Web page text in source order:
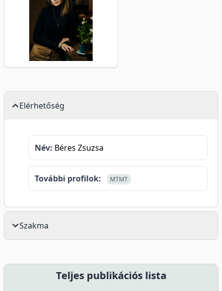
Elérhetőség
Név: Béres Zsuzsa
További profilok: MTMT
Szakma
Teljes publikációs lista